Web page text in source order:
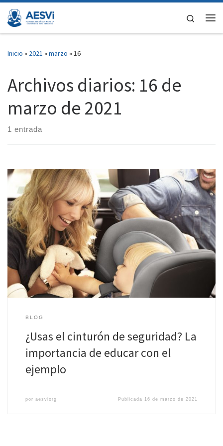
Saltar al contenido
Search
Inicio » 2021 »marzo »16
Archivos diarios: 16 de
marzo de 2021
1 entrada
Durante el año pasado aumentó el número de fallecidos en
turismo y furgoneta que no llevaba puesto el cinturón de
seguridad en el momento […]
BLOG
¿Usas el cinturón de seguridad? La
importancia de educar con el
ejemplo
por aesviorg Publicada 16 de marzo de 2021